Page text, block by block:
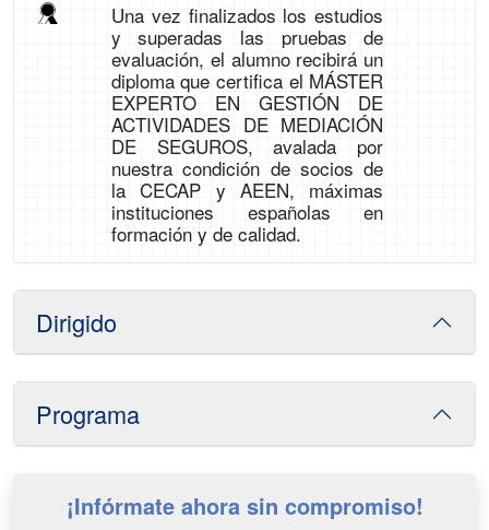
Una vez finalizados los estudios
y superadas las pruebas de
evaluación, el alumno recibirá un
diploma que certifica el MÁSTER
EXPERTO EN GESTIÓN DE
ACTIVIDADES DE MEDIACIÓN
DE SEGUROS, avalada por
nuestra condición de socios de
la CECAP y AEEN, máximas
instituciones españolas en
formación y de calidad.
Dirigido
Programa
¡Infórmate ahora sin compromiso!